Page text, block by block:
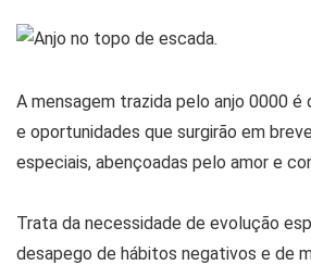
A mensagem trazida pelo anjo 0000 é
e oportunidades que surgirão em
especiais, abençoadas pelo amor e
Trata da necessidade de evolução
desapego de hábitos negativos e de